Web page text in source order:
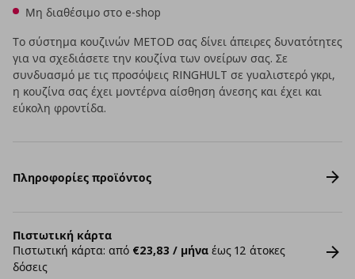
Μη διαθέσιμο στο e-shop
Το σύστημα κουζινών METOD σας δίνει άπειρες δυνατότητες
για να σχεδιάσετε την κουζίνα των ονείρων σας. Σε
συνδυασμό με τις προσόψεις RINGHULT σε γυαλιστερό γκρι,
η κουζίνα σας έχει μοντέρνα αίσθηση άνεσης και έχει και
εύκολη φροντίδα.
Πληροφορίες προϊόντος
Πιστωτική κάρτα
Πιστωτική κάρτα: από €23,83 / μήνα έως 12 άτοκες
δόσεις